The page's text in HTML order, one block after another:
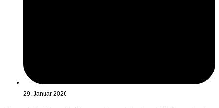
29. Januar 2026